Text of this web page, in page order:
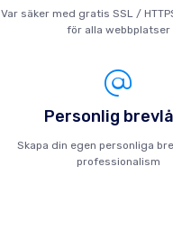
Var säker med gratis SSL /
för alla webbplatser
Personlig
Skapa din egen personliga
professionalism